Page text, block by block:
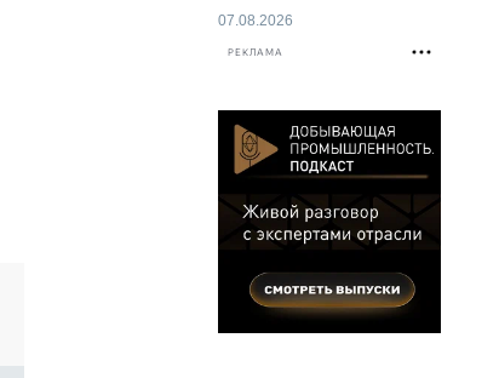
07.08.2026
РЕКЛАМА